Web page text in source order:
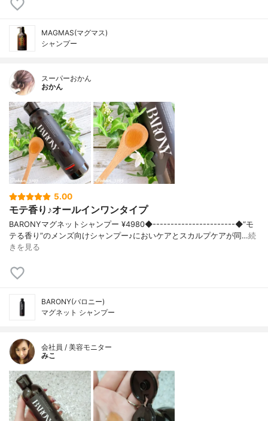
MAGMAS(マグマス)
シャンプー
スーパーおかん
おかん
5.00
モテ香り♪オールインワンタイプ
BARONYマグネットシャンプー ¥4980◆-----------------------◆“モ
テる香り”のメンズ向けシャンプー♪においケアとスカルプケアが同…続
きを見る
BARONY(バロニー)
マグネット シャンプー
会社員 / 美容モニター
みこ